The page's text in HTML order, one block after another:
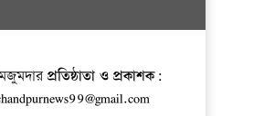
মজুমদারপ্রতিষ্ঠাতা ও প্রকাশক: